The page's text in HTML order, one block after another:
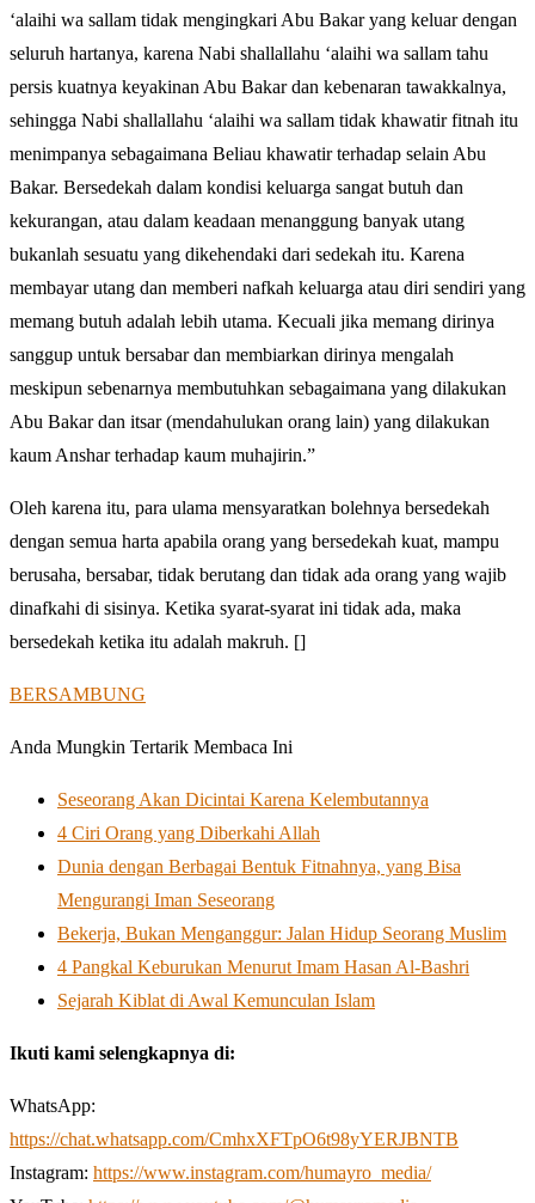
‘alaihi wa sallam tidak mengingkari Abu Bakar yang keluar dengan
seluruh hartanya, karena Nabi shallallahu ‘alaihi wa sallam tahu
persis kuatnya keyakinan Abu Bakar dan kebenaran tawakkalnya,
sehingga Nabi shallallahu ‘alaihi wa sallam tidak khawatir fitnah itu
menimpanya sebagaimana Beliau khawatir terhadap selain Abu
Bakar. Bersedekah dalam kondisi keluarga sangat butuh dan
kekurangan, atau dalam keadaan menanggung banyak utang
bukanlah sesuatu yang dikehendaki dari sedekah itu. Karena
membayar utang dan memberi nafkah keluarga atau diri sendiri yang
memang butuh adalah lebih utama. Kecuali jika memang dirinya
sanggup untuk bersabar dan membiarkan dirinya mengalah
meskipun sebenarnya membutuhkan sebagaimana yang dilakukan
Abu Bakar dan itsar (mendahulukan orang lain) yang dilakukan
kaum Anshar terhadap kaum muhajirin.”
Oleh karena itu, para ulama mensyaratkan bolehnya bersedekah
dengan semua harta apabila orang yang bersedekah kuat, mampu
berusaha, bersabar, tidak berutang dan tidak ada orang yang wajib
dinafkahi di sisinya. Ketika syarat-syarat ini tidak ada, maka
bersedekah ketika itu adalah makruh. []
BERSAMBUNG
Anda Mungkin Tertarik Membaca Ini
Seseorang Akan Dicintai Karena Kelembutannya
4 Ciri Orang yang Diberkahi Allah
Dunia dengan Berbagai Bentuk Fitnahnya, yang Bisa
Mengurangi Iman Seseorang
Bekerja, Bukan Menganggur: Jalan Hidup Seorang Muslim
4 Pangkal Keburukan Menurut Imam Hasan Al-Bashri
Sejarah Kiblat di Awal Kemunculan Islam
Ikuti kami selengkapnya di:
WhatsApp:
https://chat.whatsapp.com/CmhxXFTpO6t98yYERJBNTB
Instagram: https://www.instagram.com/humayro_media/